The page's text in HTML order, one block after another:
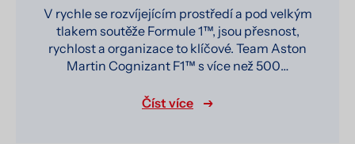
V rychle se rozvíjejícím prostředí a pod velkým
tlakem soutěže Formule 1™, jsou přesnost,
rychlost a organizace to klíčové. Team Aston
Martin Cognizant F1™ s více než 500…
Číst více